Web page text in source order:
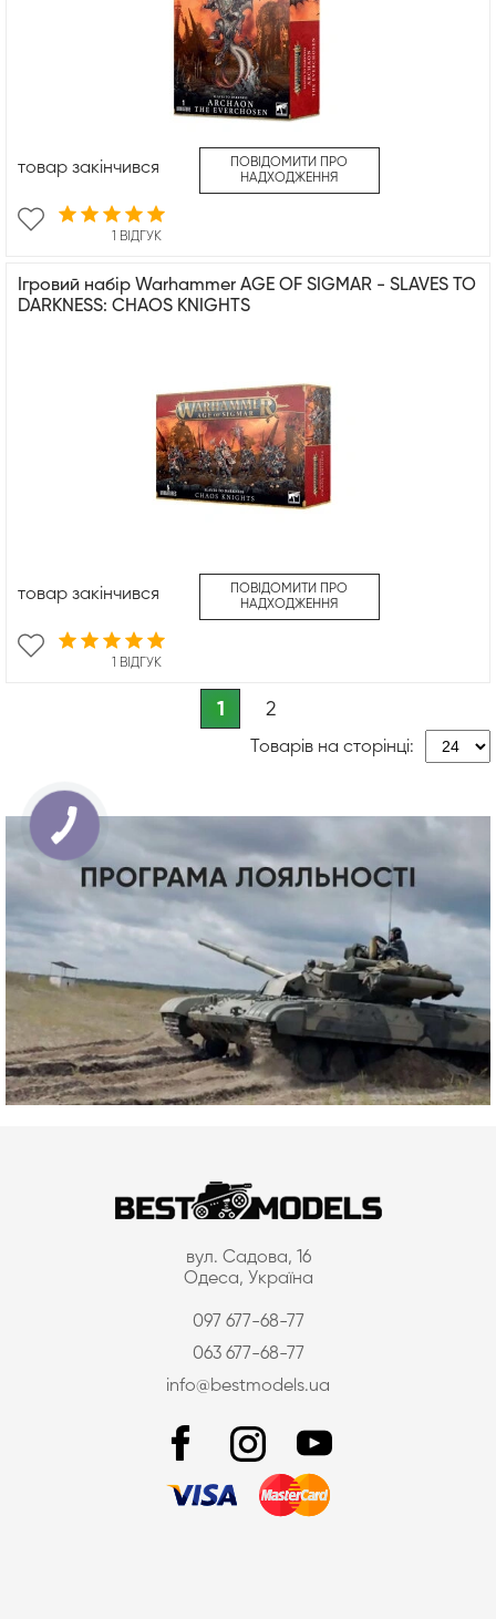
1 ВІДГУК
товар закінчився
ПОВІДОМИТИ ПРО
НАДХОДЖЕННЯ
Ігровий набір Warhammer AGE OF SIGMAR - SLAVES TO
DARKNESS: CHAOS KNIGHTS
1 ВІДГУК
товар закінчився
ПОВІДОМИТИ ПРО
НАДХОДЖЕННЯ
1 2
Товарів на сторінці:
вул. Садова, 16
Одеса, Україна
097 677-68-77
063 677-68-77
info@bestmodels.ua